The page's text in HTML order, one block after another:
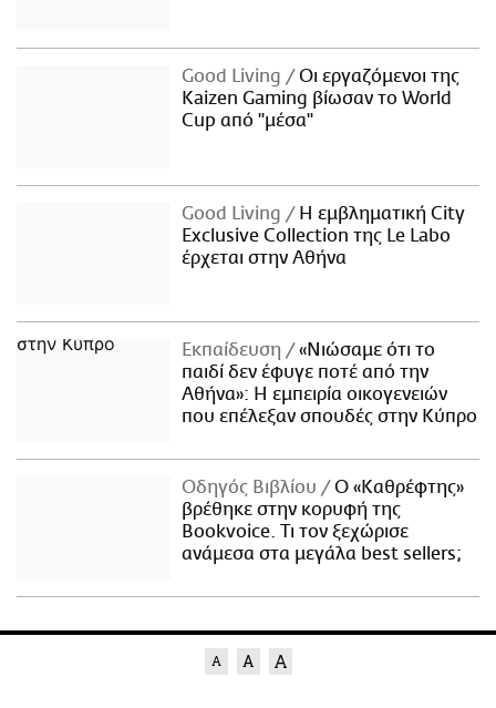
Good Living
Οι εργαζόμενοι της
Kaizen Gaming βίωσαν το World
Cup από "μέσα"
Good Living
Η εμβληματική City
Exclusive Collection της Le Labo
έρχεται στην Αθήνα
Εκπαίδευση
«Νιώσαμε ότι το
παιδί δεν έφυγε ποτέ από την
Αθήνα»: Η εμπειρία οικογενειών
που επέλεξαν σπουδές στην Κύπρο
Οδηγός Βιβλίου
Ο «Καθρέφτης»
βρέθηκε στην κορυφή της
Bookvoice. Τι τον ξεχώρισε
ανάμεσα στα μεγάλα best sellers;